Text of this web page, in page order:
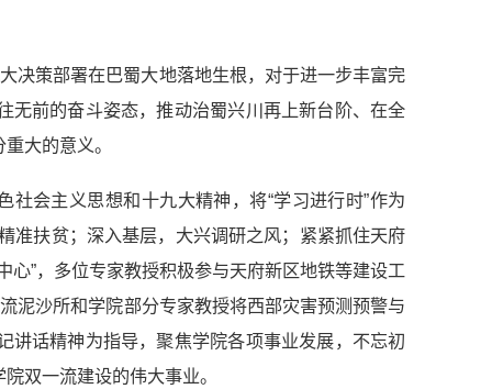
策部署在巴蜀大地落地生根，对于进一步丰富完
无前的奋斗姿态，推动治蜀兴川再上新台阶、在全
大的意义。
会主义思想和十九大精神，将“学习进行时”作为
准扶贫；深入基层，大兴调研之风；紧紧抓住天府
”，多位专家教授积极参与天府新区地铁等建设工
泥沙所和学院部分专家教授将西部灾害预测预警与
讲话精神为指导，聚焦学院各项事业发展，不忘初
双一流建设的伟大事业。